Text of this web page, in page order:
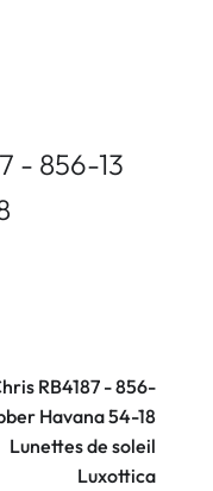
- 856-13
RB4187 - 856-
Havana 54-18
Lunettes de soleil
Luxottica